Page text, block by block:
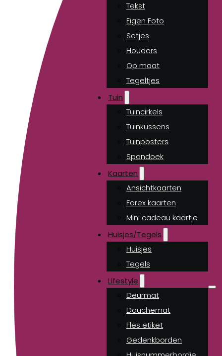
Tekst
Eigen Foto
Setjes
Houders
Op maat
Tegeltjes
Tuin
Tuincirkels
Tuinkussens
Tuinposters
Spandoek
Kaarten
Ansichtkaarten
Forex kaarten
Mini cadeau kaartje
Huisjes/Tegels
Huisjes
Tegels
Lifestyle
Deurmat
Douchemat
Fles etiket
Gedenkborden